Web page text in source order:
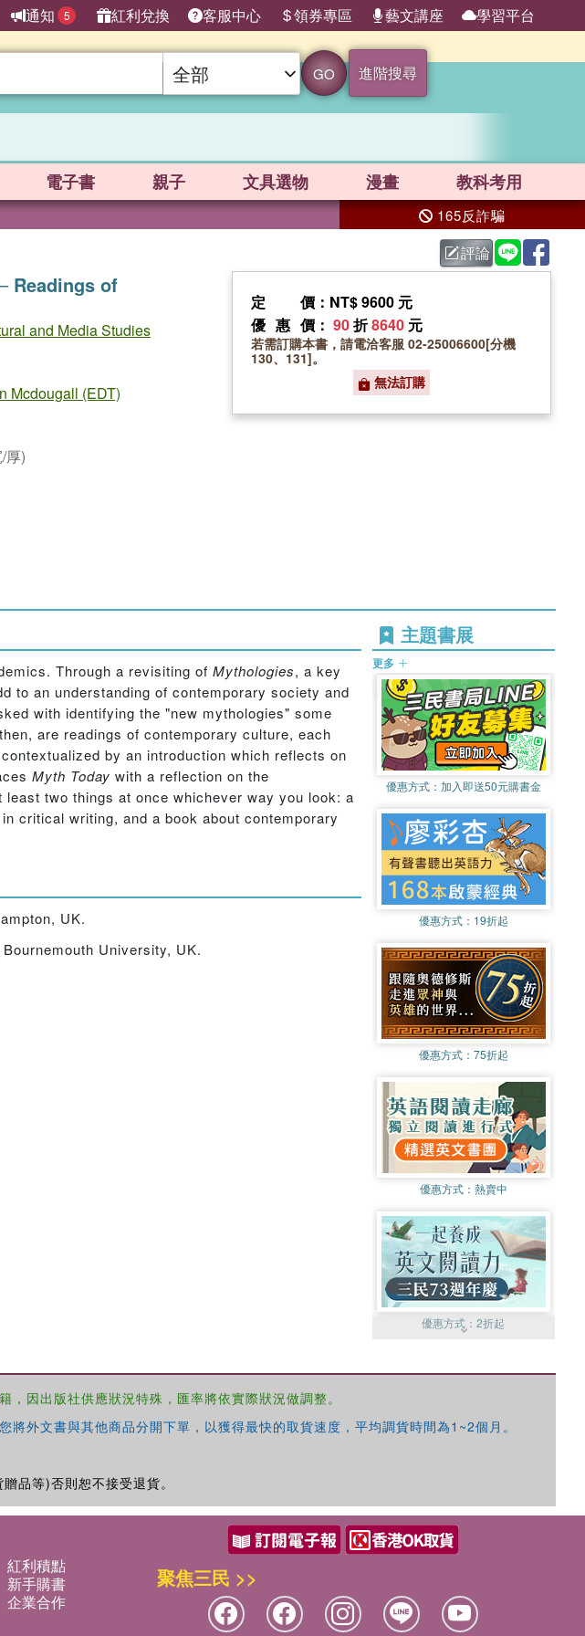
通知 5 紅利兌換 客服中心 領券專區 藝文講座 學習平台
GO 進階搜尋
電子書 親子 文具選物 漫畫 教科考用
165反詐騙
評論
Readings of
and Media Studies
Mcdougall (EDT)
厚)
定價 ：NT$ 9600 元
優惠價 ： 90折8640 元
若需訂購本書，請電洽客服 02-25006600[分機
130、131]。
無法訂購
Through a revisiting of Mythologies, a key
to an understanding of contemporary society and
with identifying the "new mythologies" some
are readings of contemporary culture, each
by an introduction which reflects on
Myth Today with a reflection on the
two things at once whichever way you look: a
critical writing, and a book about contemporary
UK.
University, UK.
主題書展
更多
優惠方式： 加入即送50元購書金
優惠方式： 19折起
優惠方式： 75折起
優惠方式： 熱賣中
優惠方式：2折起
因出版社供應狀況特殊，匯率將依實際狀況做調整。
外文書與其他商品分開下單，以獲得最快的取貨速度，平均調貨時間為1~2個月。
品等)否則恕不接受退貨。
紅利積點
新手購書
企業合作
聚焦三民 >>